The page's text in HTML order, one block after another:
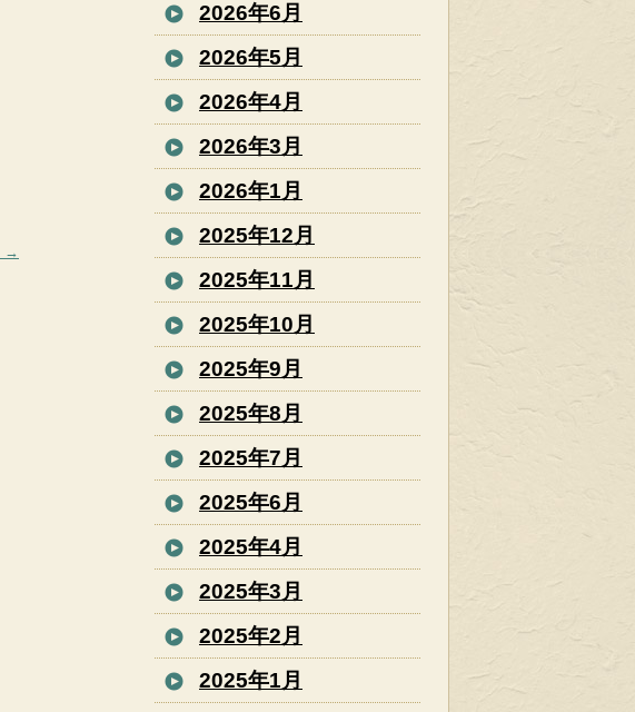
→
2026年6月
2026年5月
2026年4月
2026年3月
2026年1月
2025年12月
2025年11月
2025年10月
2025年9月
2025年8月
2025年7月
2025年6月
2025年4月
2025年3月
2025年2月
2025年1月